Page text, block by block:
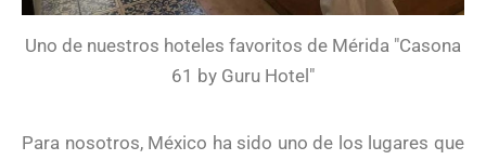
Uno de nuestros hoteles favoritos de Mérida "Casona
61 by Guru Hotel"
Para nosotros, México ha sido uno de los lugares que